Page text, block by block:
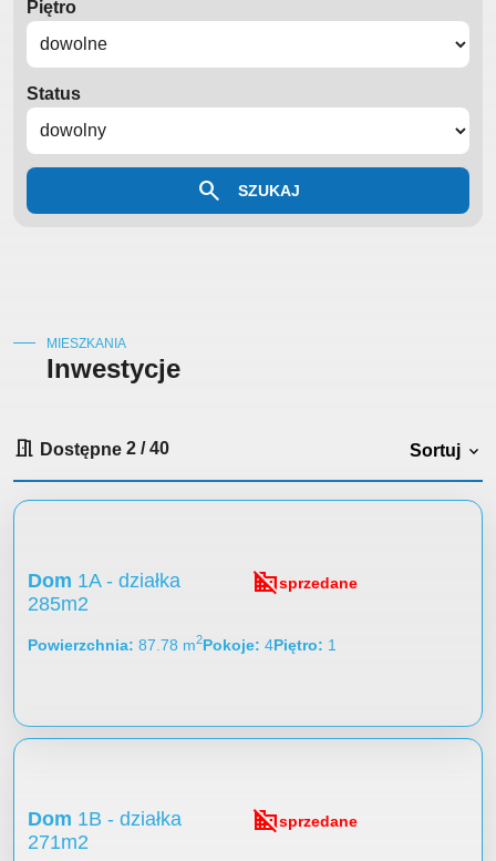
Piętro
Status
search SZUKAJ
MIESZKANIA
Inwestycje
meeting_room Dostępne 2 /40 Sortuj expand_more
Dom 1A - działka
285m2
domain_disabledsprzedane
Powierzchnia 87.78 m2Pokoje 4Piętro 1
Dom 1B - działka
271m2
domain_disabledsprzedane